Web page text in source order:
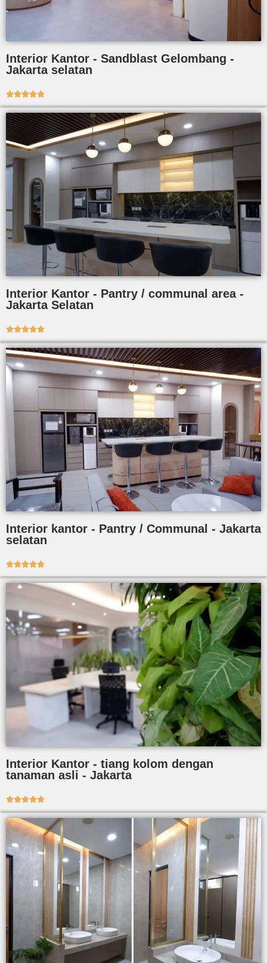
Interior Kantor - Sandblast Gelombang -
Jakarta selatan

Interior Kantor - Pantry / communal area -
Jakarta Selatan

Interior kantor - Pantry / Communal - Jakarta
selatan

Interior Kantor - tiang kolom dengan
tanaman asli - Jakarta
